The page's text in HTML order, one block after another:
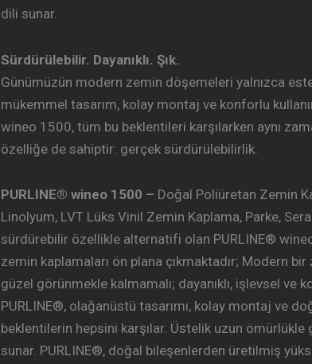
dili sunar.
Sürdürülebilir. Dayanıklı. Şık.
Günümüzün modern zemin döşemeleri yalnızca
mükemmel tasarım, kolay montaj ve konforlu
wineo 1500, tüm bu beklentileri karşılarken aynı
özelliğe de sahiptir: gerçek sürdürülebilirlik.
PURLINE® wineo 1500 – Doğal Poliüretan Zemin
Linolyum, LVT Lüks Vinil Zemin Kaplama, Parke,
sürdürebilir özellikle alternatifi olan PURLINE®
zemin kaplamaları ön plana çıkmaktadır; Modern
güzel görünmekle kalmamalı; dayanıklı, işlevsel ve
PURLINE®, olağanüstü tasarımı, kolay montaj ve
beklentilerin hepsini karşılar. Üstelik uzun
sunar. PURLINE®, doğal bileşenlerden üretilmiş